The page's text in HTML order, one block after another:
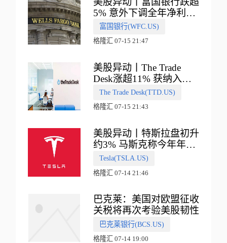
5% 意外下调全年净利息
收入指引
富国银行(WFC.US)
格隆汇 07-15 21:47
美股异动丨The Trade
Desk涨超11% 获纳入标
普500指数
The Trade Desk(TTD.US)
格隆汇 07-15 21:43
美股异动丨特斯拉盘初升
约3% 马斯克称今年年底
会有‘史诗级震撼’的演示
Tesla(TSLA.US)
格隆汇 07-14 21:46
巴克莱：美国对欧盟征收
关税将再次考验美股韧性
巴克莱银行(BCS.US)
格隆汇 07-14 19:00